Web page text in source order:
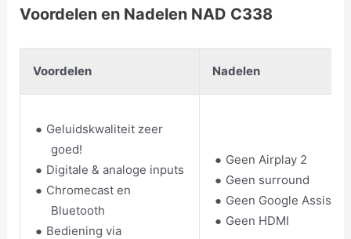
Voordelen en Nadelen NAD C338
Voordelen Nadelen
Geluidskwaliteit zeer
goed!
Digitale & analoge inputs
Chromecast en
Bluetooth
Bediening via
Geen Airplay 2
Geen surround
Geen Google
Geen HDMI